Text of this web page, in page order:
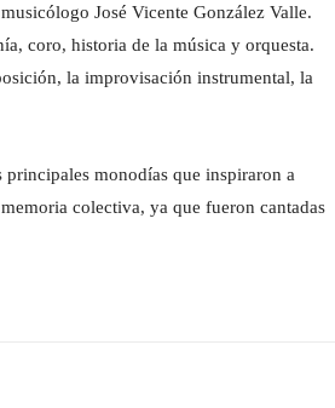
José Vicente González Valle.
coro, historia de la música y orquesta.
la improvisación instrumental, la
monodías que inspiraron a
colectiva, ya que fueron cantadas